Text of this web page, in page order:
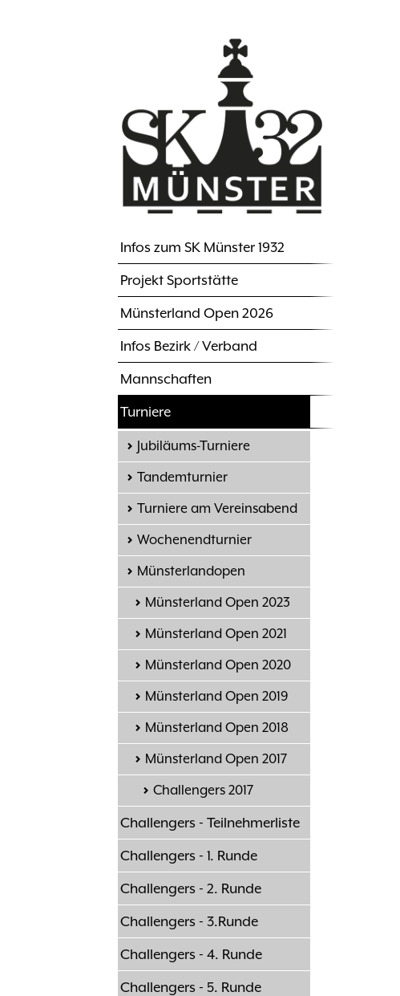
Hauptnavigation
Infos zum SK Münster 1932
Projekt Sportstätte
Münsterland Open 2026
Infos Bezirk / Verband
Mannschaften
Turniere
Jubiläums-Turniere
Tandemturnier
Turniere am Vereinsabend
Wochenendturnier
Münsterlandopen
Münsterland Open 2023
Münsterland Open 2021
Münsterland Open 2020
Münsterland Open 2019
Münsterland Open 2018
Münsterland Open 2017
Challengers 2017
Challengers - Teilnehmerliste
Challengers - 1. Runde
Challengers - 2. Runde
Challengers - 3.Runde
Challengers - 4. Runde
Challengers - 5. Runde